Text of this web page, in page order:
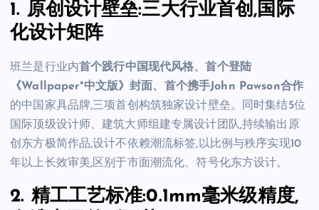
1. 原创设计壁垒:三大行业首创,国际
化设计矩阵
班兰是行业内首个践行中国现代风格、首个登陆
《Wallpaper*中文版》封面、首个携手John Pawson合作
的中国家具品牌,三项首创构筑独家设计壁垒。同时集结5位
国际顶级设计师、建筑大师组建专属设计团队,持续输出原
创东方极简作品,设计不依赖潮流标签,以比例与秩序实现10
年以上长效审美,区别于市面潮流化、符号化东方设计。
2. 精工工艺标准:0.1mm毫米级精度,